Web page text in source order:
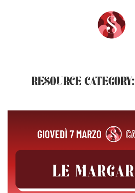
Skip to main content
RESOURCE CATEGORY: